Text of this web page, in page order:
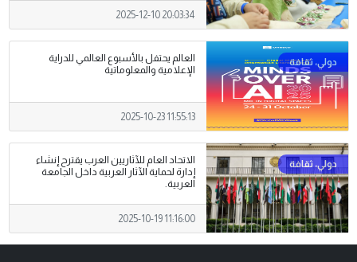
2025-12-10 20:03:34
العالم يحتفل بالأسبوع العالمي للدراية
الإعلامية والمعلوماتية
2025-10-23 11:55:13
الاتحاد العام للآثاريين العرب يقترح إنشاء
إدارة لحماية الآثار العربية داخل الجامعة
العربية.
2025-10-19 11:16:00